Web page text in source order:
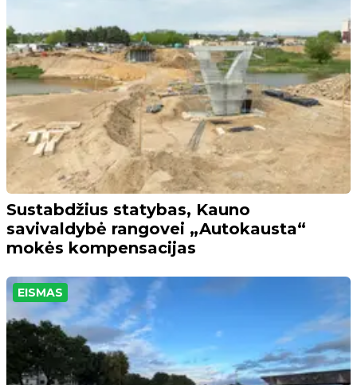
Sustabdžius statybas, Kauno
savivaldybė rangovei „Autokausta“
mokės kompensacijas
EISMAS